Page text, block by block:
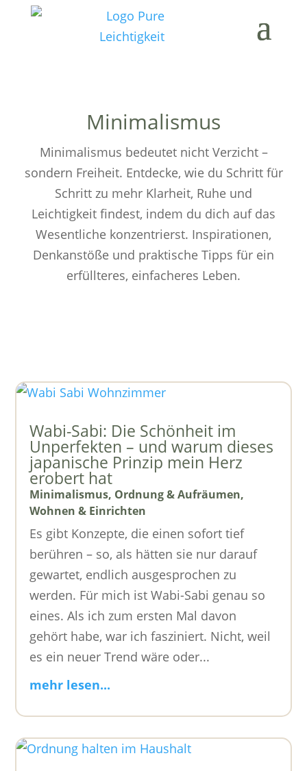
Minimalismus
Minimalismus bedeutet nicht Verzicht –
sondern Freiheit. Entdecke, wie du Schritt für
Schritt zu mehr Klarheit, Ruhe und
Leichtigkeit findest, indem du dich auf das
Wesentliche konzentrierst. Inspirationen,
Denkanstöße und praktische Tipps für ein
erfüllteres, einfacheres Leben.
Wabi-Sabi: Die Schönheit im
Unperfekten – und warum dieses
japanische Prinzip mein Herz
erobert hat
Minimalismus, Ordnung & Aufräumen,
Wohnen & Einrichten
Es gibt Konzepte, die einen sofort tief
berühren – so, als hätten sie nur darauf
gewartet, endlich ausgesprochen zu
werden. Für mich ist Wabi-Sabi genau so
eines. Als ich zum ersten Mal davon
gehört habe, war ich fasziniert. Nicht, weil
es ein neuer Trend wäre oder...
mehr lesen...